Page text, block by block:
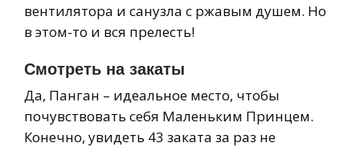
вентилятора и санузла с ржавым душем. Но
в этом-то и вся прелесть!
Смотреть на закаты
Да, Панган – идеальное место, чтобы
почувствовать себя Маленьким Принцем.
Конечно, увидеть 43 заката за раз не